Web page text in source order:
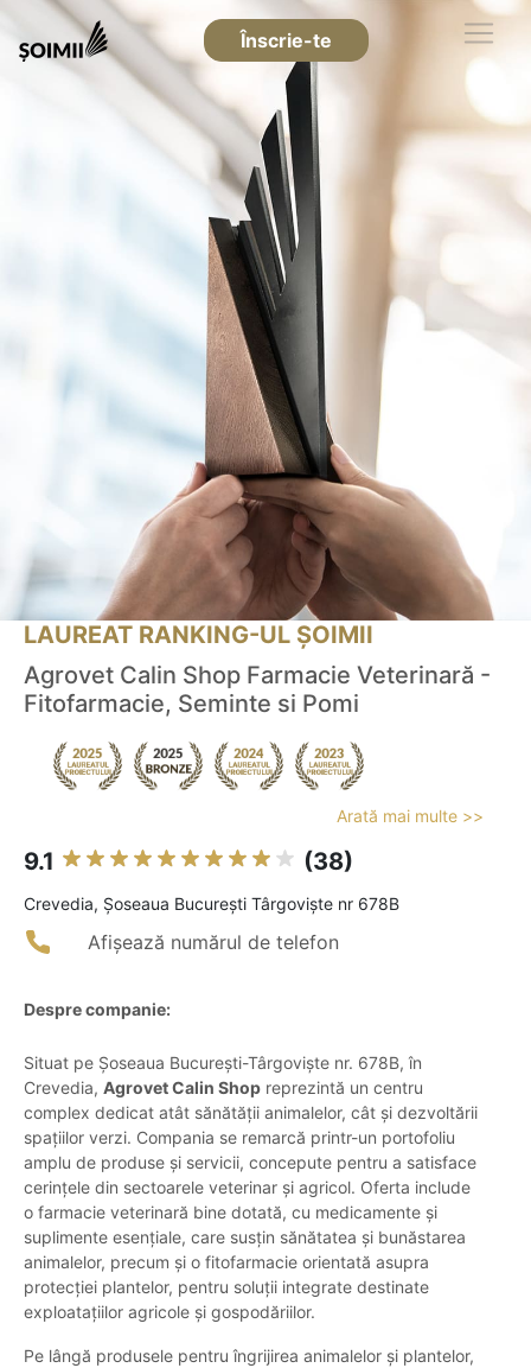
Înscrie-te
LAUREAT RANKING-UL ȘOIMII
Agrovet Calin Shop Farmacie Veterinară -
Fitofarmacie, Seminte si Pomi
Arată mai multe >>
9.1 (38)
Crevedia, Șoseaua București Târgoviște nr 678B
Afișează numărul de telefon
Despre companie:
Situat pe Șoseaua București-Târgoviște nr. 678B, în
Crevedia, Agrovet Calin Shop reprezintă un centru
complex dedicat atât sănătății animalelor, cât și dezvoltării
spațiilor verzi. Compania se remarcă printr-un portofoliu
amplu de produse și servicii, concepute pentru a satisface
cerințele din sectoarele veterinar și agricol. Oferta include
o farmacie veterinară bine dotată, cu medicamente și
suplimente esențiale, care susțin sănătatea și bunăstarea
animalelor, precum și o fitofarmacie orientată asupra
protecției plantelor, pentru soluții integrate destinate
exploatațiilor agricole și gospodăriilor.
Pe lângă produsele pentru îngrijirea animalelor și plantelor,